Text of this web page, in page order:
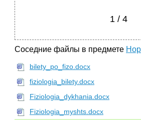
1 / 4
Соседние файлы в предмете
bilety_po_fizo.docx
fiziologia_bilety.docx
Fiziologia_dykhania.docx
Fiziologia_myshts.docx